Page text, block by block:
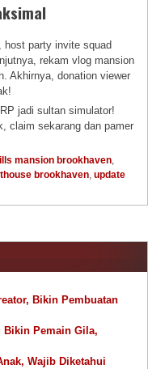
host party invite squad
rekam vlog mansion
Akhirnya, donation viewer
jadi sultan simulator!
claim sekarang dan pamer
mansion brookhaven,
brookhaven, update
Bikin Pembuatan
Bikin Pemain Gila,
Wajib Diketahui